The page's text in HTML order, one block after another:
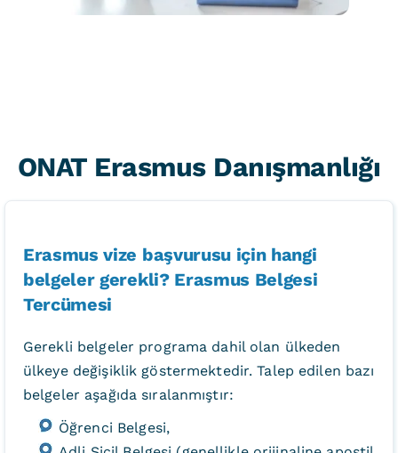
ONAT Erasmus Danışmanlığı
Erasmus vize başvurusu için hangi
belgeler gerekli? Erasmus Belgesi
Tercümesi
Gerekli belgeler programa dahil olan ülkeden
ülkeye değişiklik göstermektedir. Talep edilen bazı
belgeler aşağıda sıralanmıştır:
Öğrenci Belgesi,